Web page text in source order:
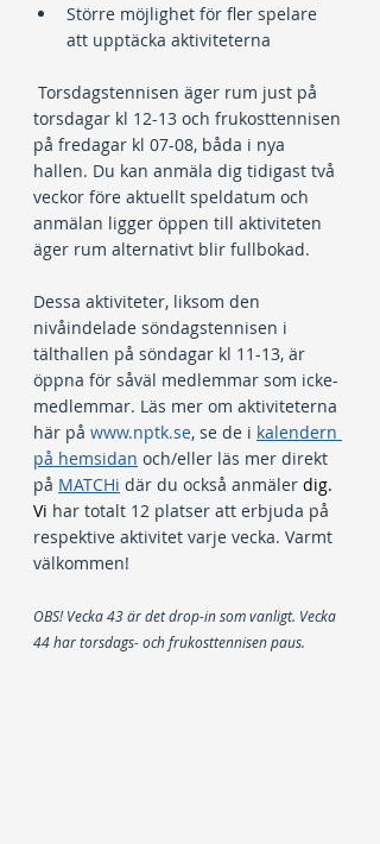
Större möjlighet för fler spelare
att upptäcka aktiviteterna
torsdagar kl 12-13 och frukosttennisen
på fredagar kl 07-08, båda i nya
hallen. Du kan anmäla dig tidigast två
veckor före aktuellt speldatum och
anmälan ligger öppen till aktiviteten
äger rum alternativt blir fullbokad.
Dessa aktiviteter, liksom den
nivåindelade söndagstennisen i
tälthallen på söndagar kl 11-13, är
öppna för såväl medlemmar som icke-
medlemmar. Läs mer om aktiviteterna
här på www.nptk.se, se de i kalendern
på hemsidan och/eller läs mer direkt
på MATCHi där du också anmäler dig.
Vi har totalt 12 platser att erbjuda på
respektive aktivitet varje vecka. Varmt
välkommen!
OBS! Vecka 43 är det drop-in som vanligt. Vecka
44 har torsdags- och frukosttennisen paus.